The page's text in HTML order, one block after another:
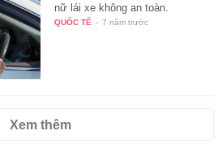
nữ lái xe không an toàn.
QUỐC TẾ - 7 năm trước
Xem thêm